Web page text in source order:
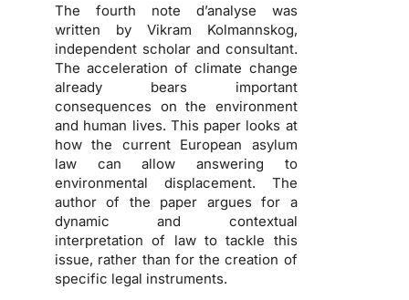
The fourth note d’analyse was
written by Vikram Kolmannskog,
independent scholar and consultant.
The acceleration of climate change
already bears important
consequences on the environment
and human lives. This paper looks at
how the current European asylum
law can allow answering to
environmental displacement. The
author of the paper argues for a
dynamic and contextual
interpretation of law to tackle this
issue, rather than for the creation of
specific legal instruments.